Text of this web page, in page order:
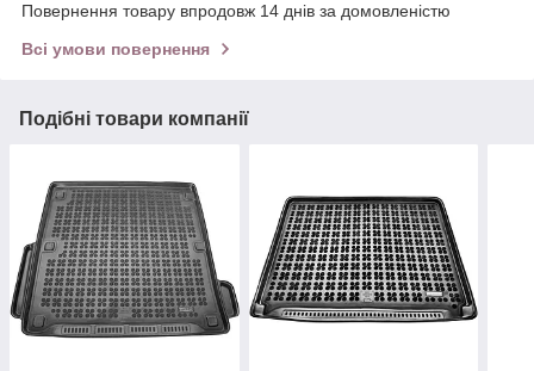
Повернення товару впродовж 14 днів за домовленістю
Всі умови повернення
Подібні товари компанії